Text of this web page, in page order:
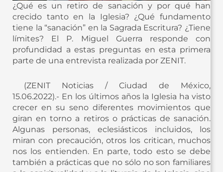
¿Qué es un retiro de sanación y por qué han
crecido tanto en la Iglesia? ¿Qué fundamento
tiene la “sanación” en la Sagrada Escritura? ¿Tiene
límites? El P. Miguel Guerra responde con
profundidad a estas preguntas en esta primera
parte de una entrevista realizada por ZENIT.
(ZENIT Noticias / Ciudad de México,
15.06.2022).- En los últimos años la Iglesia ha visto
crecer en su seno diferentes movimientos que
giran en torno a retiros o prácticas de sanación.
Algunas personas, eclesiásticos incluidos, los
miran con precaución, otros los critican, muchos
nos los entienden. En parte, todo esto se debe
también a prácticas que no sólo no son familiares